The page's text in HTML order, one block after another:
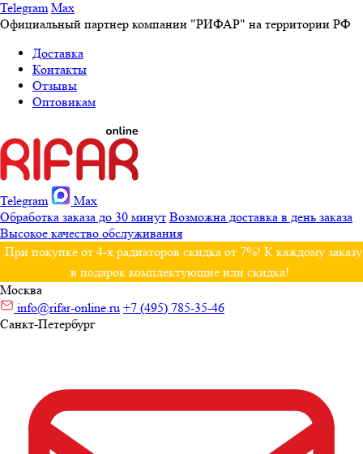
Telegram Max
Официальный партнер компании "РИФАР" на территории РФ
Доставка
Контакты
Отзывы
Оптовикам
Telegram
Max
Обработка заказа до 30 минут Возможна доставка в день заказа
Высокое качество обслуживания
При покупке от 4-х радиаторов скидка от 7%! К каждому заказу
в подарок комплектующие или скидка!
Москва
info@rifar-online.ru +7 (495) 785-35-46
Санкт-Петербург